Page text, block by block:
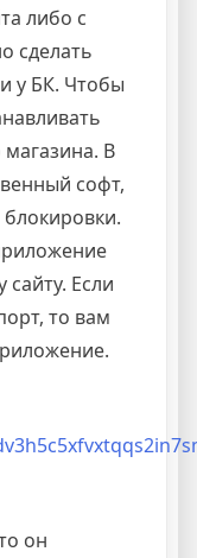
либо с
сделать
у БК. Чтобы
В
софт,
Если
то вам
он